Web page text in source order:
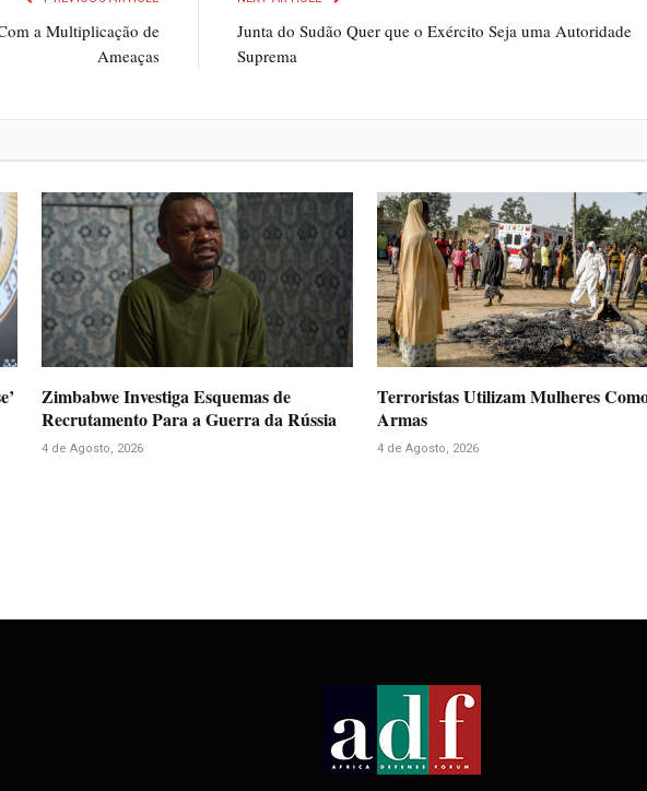
a Multiplicação de
Ameaças
Junta do Sudão Quer que o Exército Seja uma Autoridade
Suprema
Zimbabwe Investiga Esquemas de
Recrutamento Para a Guerra da Rússia
4 de Agosto, 2026
Terroristas Utilizam Mulheres
Armas
4 de Agosto, 2026